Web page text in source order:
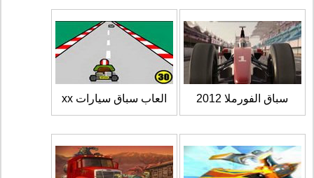
سباق الفورملا 2012 العاب سباق سيارات xx